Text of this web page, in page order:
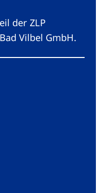
der ZLP
Vilbel GmbH.